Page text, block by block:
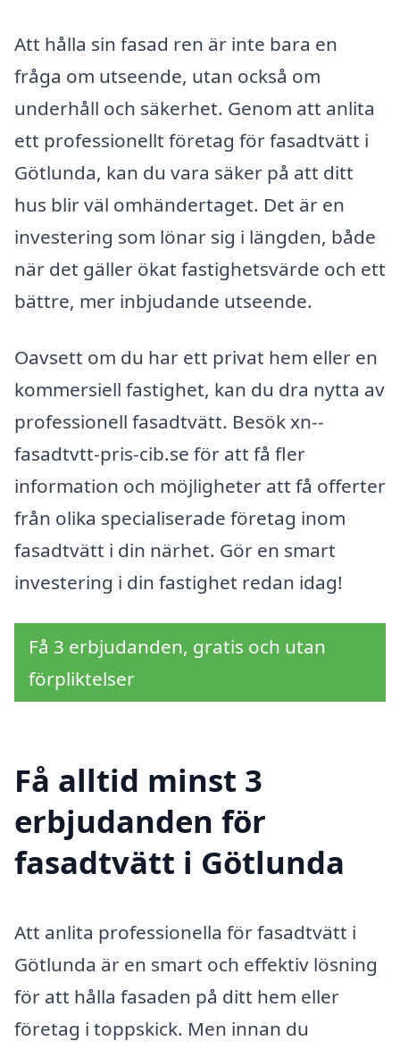
Att hålla sin fasad ren är inte bara en
fråga om utseende, utan också om
underhåll och säkerhet. Genom att anlita
ett professionellt företag för fasadtvätt i
Götlunda, kan du vara säker på att ditt
hus blir väl omhändertaget. Det är en
investering som lönar sig i längden, både
när det gäller ökat fastighetsvärde och ett
bättre, mer inbjudande utseende.
Oavsett om du har ett privat hem eller en
kommersiell fastighet, kan du dra nytta av
professionell fasadtvätt. Besök xn--
fasadtvtt-pris-cib.se för att få fler
information och möjligheter att få offerter
från olika specialiserade företag inom
fasadtvätt i din närhet. Gör en smart
investering i din fastighet redan idag!
Få 3 erbjudanden, gratis och utan
förpliktelser
Få alltid minst 3
erbjudanden för
fasadtvätt i Götlunda
Att anlita professionella för fasadtvätt i
Götlunda är en smart och effektiv lösning
för att hålla fasaden på ditt hem eller
företag i toppskick. Men innan du